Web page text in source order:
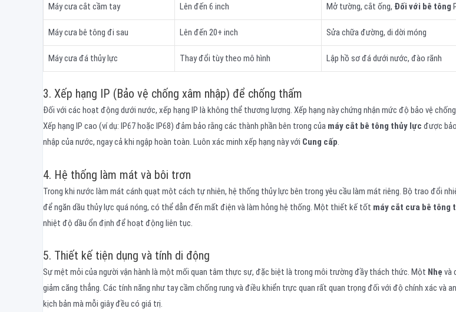
Máy cưa cắt cầm tay Lên đến 6 inch Mở tường, cắt ống, Đối với bê tông
Máy cưa bê tông đi sau Lên đến 20+ inch Sửa chữa đường, di dời móng
Máy cưa đá thủy lực Thay đổi tùy theo mô hình Lập hồ sơ đá dưới nước, đào rãnh
3. Xếp hạng IP (Bảo vệ chống xâm nhập) để chống thấm
Đối với các hoạt động dưới nước, xếp hạng IP là không thể thương lượng. Xếp hạng này chứng nhận mức độ bảo vệ
Xếp hạng IP cao (ví dụ: IP67 hoặc IP68) đảm bảo rằng các thành phần bên trong của máy cắt bê tông thủy lực được
nhập của nước, ngay cả khi ngập hoàn toàn. Luôn xác minh xếp hạng này với Cung cấp.
4. Hệ thống làm mát và bôi trơn
Trong khi nước làm mát cánh quạt một cách tự nhiên, hệ thống thủy lực bên trong yêu cầu làm mát riêng. Bộ trao đổi
để ngăn dầu thủy lực quá nóng, có thể dẫn đến mất điện và làm hỏng hệ thống. Một thiết kế tốt máy cắt cưa bê tông
nhiệt độ dầu ổn định để hoạt động liên tục.
5. Thiết kế tiện dụng và tính di động
Sự mệt mỏi của người vận hành là một mối quan tâm thực sự, đặc biệt là trong môi trường đầy thách thức. Một Nhẹ và
giảm căng thẳng. Các tính năng như tay cầm chống rung và điều khiển trực quan rất quan trọng đối với độ chính xác và
kịch bản mà mỗi giây đều có giá trị.